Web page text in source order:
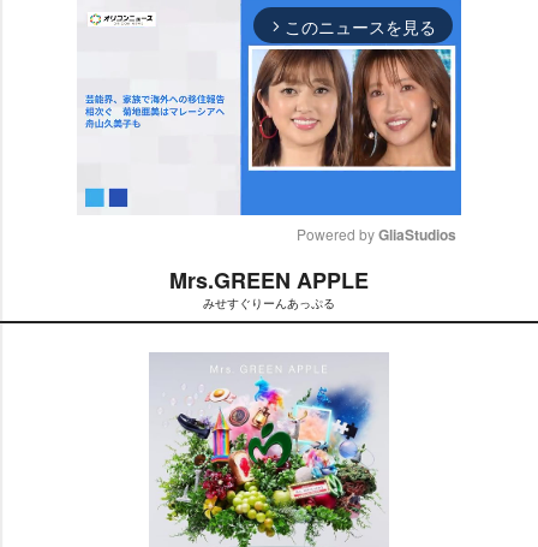
arrow_forward_ios このニュースを見る
t
e
Powered by GliaStudios
Mrs.GREEN APPLE
みせすぐりーんあっぷる